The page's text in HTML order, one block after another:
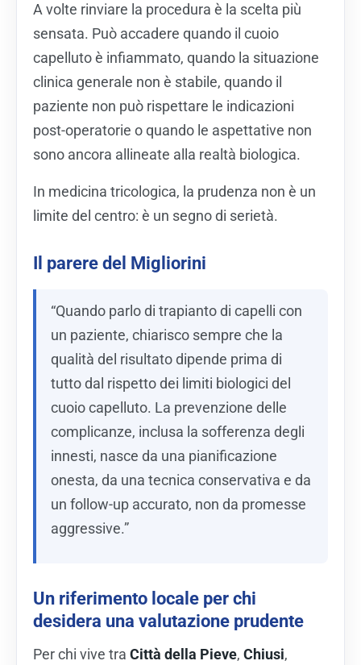
A volte rinviare la procedura è la scelta più
sensata. Può accadere quando il cuoio
capelluto è infiammato, quando la situazione
clinica generale non è stabile, quando il
paziente non può rispettare le indicazioni
post-operatorie o quando le aspettative non
sono ancora allineate alla realtà biologica.
In medicina tricologica, la prudenza non è un
limite del centro: è un segno di serietà.
Il parere del Migliorini
“Quando parlo di trapianto di capelli con
un paziente, chiarisco sempre che la
qualità del risultato dipende prima di
tutto dal rispetto dei limiti biologici del
cuoio capelluto. La prevenzione delle
complicanze, inclusa la sofferenza degli
innesti, nasce da una pianificazione
onesta, da una tecnica conservativa e da
un follow-up accurato, non da promesse
aggressive.”
Un riferimento locale per chi
desidera una valutazione prudente
Per chi vive tra Città della Pieve, Chiusi,